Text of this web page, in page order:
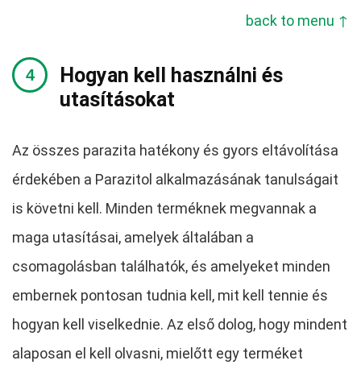
back to menu ↑
Hogyan kell használni és
utasításokat
Az összes parazita hatékony és gyors eltávolítása
érdekében a Parazitol alkalmazásának tanulságait
is követni kell. Minden terméknek megvannak a
maga utasításai, amelyek általában a
csomagolásban találhatók, és amelyeket minden
embernek pontosan tudnia kell, mit kell tennie és
hogyan kell viselkednie. Az első dolog, hogy mindent
alaposan el kell olvasni, mielőtt egy terméket